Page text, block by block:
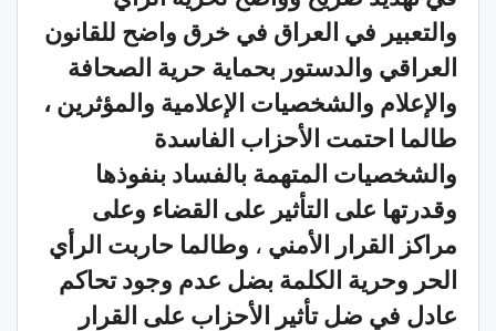
والتعبير في العراق في خرق واضح للقانون
العراقي والدستور بحماية حرية الصحافة
والإعلام والشخصيات الإعلامية والمؤثرين ،
طالما احتمت الأحزاب الفاسدة
والشخصيات المتهمة بالفساد بنفوذها
وقدرتها على التأثير على القضاء وعلى
مراكز القرار الأمني ، وطالما حاربت الرأي
الحر وحرية الكلمة بضل عدم وجود تحاكم
عادل في ضل تأثير الأحزاب على القرار